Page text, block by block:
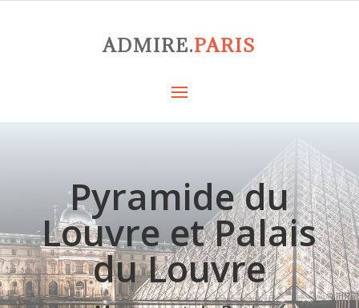
ADMIRE.PARIS
Pyramide du
Louvre et Palais
du Louvre